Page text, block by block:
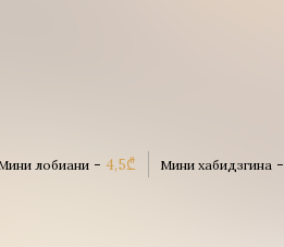
лобиани- 4,5₾ Мини хабидзгина-